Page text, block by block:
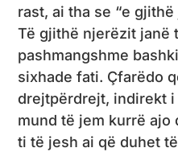
rast, ai tha se “e
Të gjithë njerëzit janë
pashmangshme
sixhade fati. Çfarëdo
drejtpërdrejt, indirekt
mund të jem kurrë ajo
ti të jesh ai që duhet